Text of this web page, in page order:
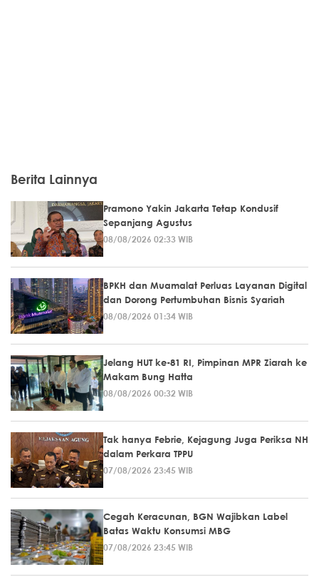
Berita Lainnya
Pramono Yakin Jakarta Tetap Kondusif
Sepanjang Agustus
08/08/2026 02:33 WIB
BPKH dan Muamalat Perluas Layanan Digital
dan Dorong Pertumbuhan Bisnis Syariah
08/08/2026 01:34 WIB
Jelang HUT ke-81 RI, Pimpinan MPR Ziarah ke
Makam Bung Hatta
08/08/2026 00:32 WIB
Tak hanya Febrie, Kejagung Juga Periksa NH
dalam Perkara TPPU
07/08/2026 23:45 WIB
Cegah Keracunan, BGN Wajibkan Label
Batas Waktu Konsumsi MBG
07/08/2026 23:45 WIB